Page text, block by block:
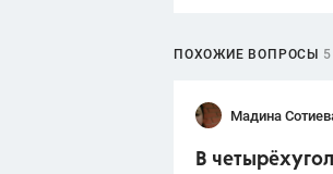
ПОХОЖИЕ ВОПРОСЫ 5
Мадина
В